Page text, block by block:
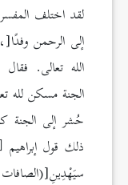
لقد اختلف
إلى الرحمن
الله تعالى.
الجنة مسكن لله
حُشر إلى الجنة
ذلك قول إبراهيم